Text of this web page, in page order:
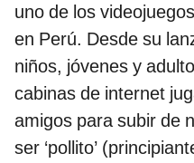
uno de los
en Perú. Desde su
niños, jóvenes y
cabinas de internet
amigos para subir de
ser ‘pollito’